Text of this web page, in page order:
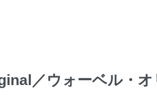
／ウォーベル・オ